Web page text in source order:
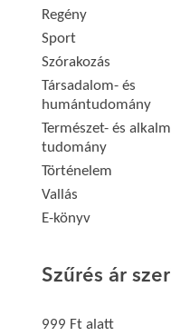
Regény
Sport
Szórakozás
Társadalom- és
humántudomány
Természet- és
tudomány
Történelem
Vallás
E-könyv
Szűrés ár
999 Ft alatt